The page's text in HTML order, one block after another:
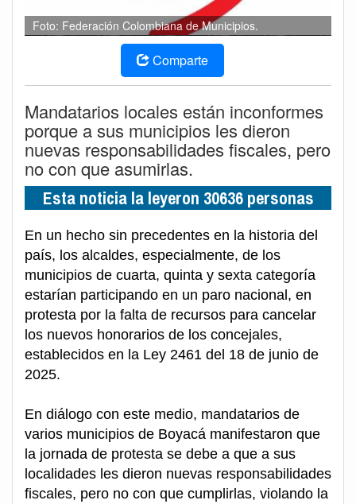
Foto: Federación Colombiana de Municipios.
Comparte
Mandatarios locales están inconformes
porque a sus municipios les dieron
nuevas responsabilidades fiscales, pero
no con que asumirlas.
Esta noticia la leyeron 30636 personas
En un hecho sin precedentes en la historia del
país, los alcaldes, especialmente, de los
municipios de cuarta, quinta y sexta categoría
estarían participando en un paro nacional, en
protesta por la falta de recursos para cancelar
los nuevos honorarios de los concejales,
establecidos en la Ley 2461 del 18 de junio de
2025.
En diálogo con este medio, mandatarios de
varios municipios de Boyacá manifestaron que
la jornada de protesta se debe a que a sus
localidades les dieron nuevas responsabilidades
fiscales, pero no con que cumplirlas, violando la